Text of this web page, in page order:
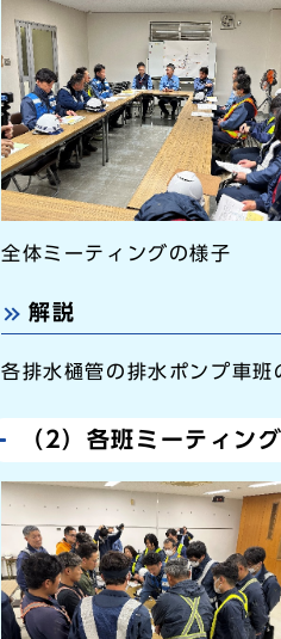
全体ミーティングの様子
解説
各排水樋管の排水ポンプ車班
（2）各班ミーティング